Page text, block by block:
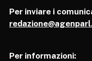
Per inviare i
Per informazioni: